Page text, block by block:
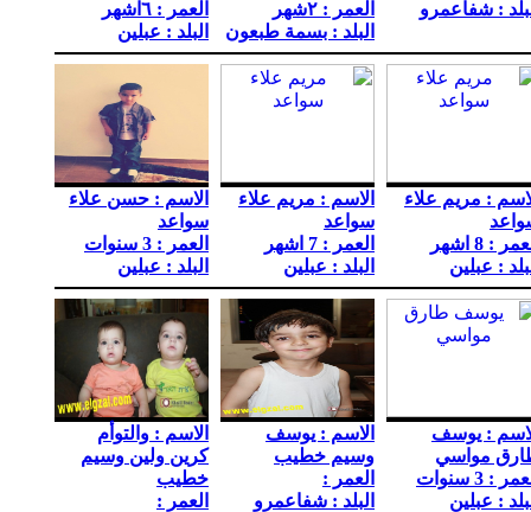
: شفاعمرو
العمر : ٢شهر
البلد : بسمة طبعون
العمر : ٦اشهر
البلد : عبلين
: مريم علاء
: 8 اشهر
: عبلين
الاسم : مريم علاء
سواعد
العمر : 7 اشهر
البلد : عبلين
الاسم : حسن علاء
سواعد
العمر : 3 سنوات
البلد : عبلين
: يوسف
مواسي
: 3 سنوات
: عبلين
الاسم : يوسف
وسيم خطيب
العمر :
البلد : شفاعمرو
الاسم : والتوأم
كرين ولين وسيم
خطيب
العمر :